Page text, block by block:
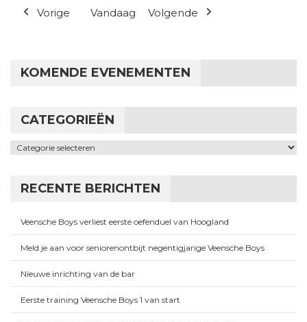
Vorige Vandaag Volgende
KOMENDE EVENEMENTEN
CATEGORIEËN
Categorieën
RECENTE BERICHTEN
Veensche Boys verliest eerste oefenduel van Hoogland
Meld je aan voor seniorenontbijt negentigjarige Veensche Boys
Nieuwe inrichting van de bar
Eerste training Veensche Boys 1 van start